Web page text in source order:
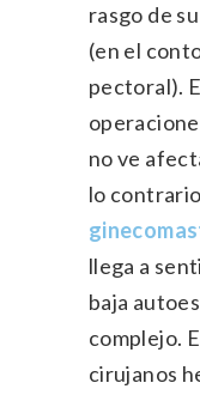
rasgo de
(en el
pectoral).
no ve
lo
llega a
baja
complejo.
cirujanos